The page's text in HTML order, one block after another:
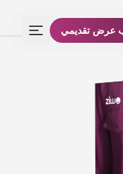
عرض تقديمي